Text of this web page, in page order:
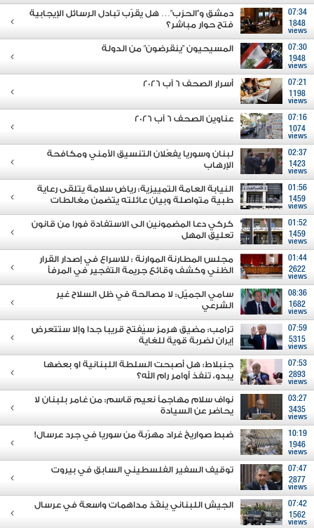
07:34
1848
views
دمشق و"الحزب"… هل يقرّب تبادل الرسائل الإيجابية
فتح حوار مباشر؟
07:30
1948
views
المسيحيون "ينقرضون" من الدولة
07:21
1198
views
أسرار الصحف 6 آب 2026
07:16
1074
views
عناوين الصحف 6 آب 2026
02:37
1423
views
لبنان وسوريا يفعّلان التنسيق الأمني ومكافحة
الإرهاب
01:56
1459
views
النيابة العامة التمييزية: رياض سلامة يتلقى رعاية
طبية متواصلة وبيان عائلته يتضمن مغالطات
01:52
1459
views
كركي دعا المضمونين الى الاستفادة فورا من قانون
تعليق المهل
01:44
2622
views
مجلس المطارنة الموارنة : للاسراع في إصدار القرار
الظني وكشف وقائع جريمة التفجير في المرفأ
08:36
1682
views
سامي الجميّل: لا مصالحة في ظل السلاح غير
الشرعي
07:59
5315
views
ترامب: مضيق هرمز سيُفتح قريبا جدا وإلا ستتعرض
إيران لضربة قوية للغاية
07:53
2893
views
جنبلاط: هل أصبحت السلطة اللبنانية او بعضها
يبدو، تنفذ أوامر رام الله؟
03:27
3435
views
نواف سلام مهاجماً نعيم قاسم: من غامر بلبنان لا
يحاضر عن السيادة
10:19
1946
views
ضبط صواريخ غراد مهرّبة من سوريا في جرد عرسال!
07:47
2877
views
توقيف السفير الفلسطيني السابق في بيروت
07:42
1562
views
الجيش اللبناني ينفّذ مداهمات واسعة في عرسال